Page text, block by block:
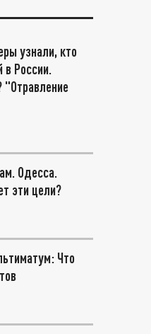
узнали, кто
России.
"Отравление
Одесса.
эти цели?
Что